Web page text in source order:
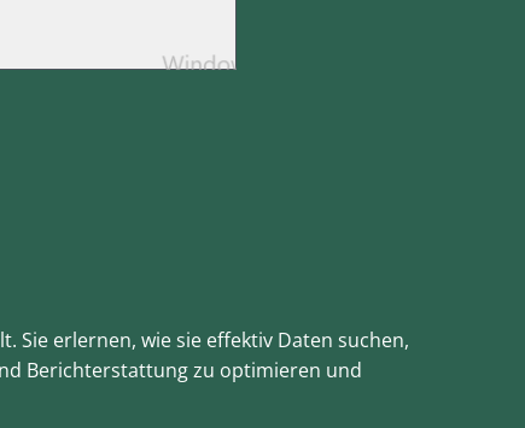
Sie erlernen, wie sie effektiv Daten suchen,
Berichterstattung zu optimieren und